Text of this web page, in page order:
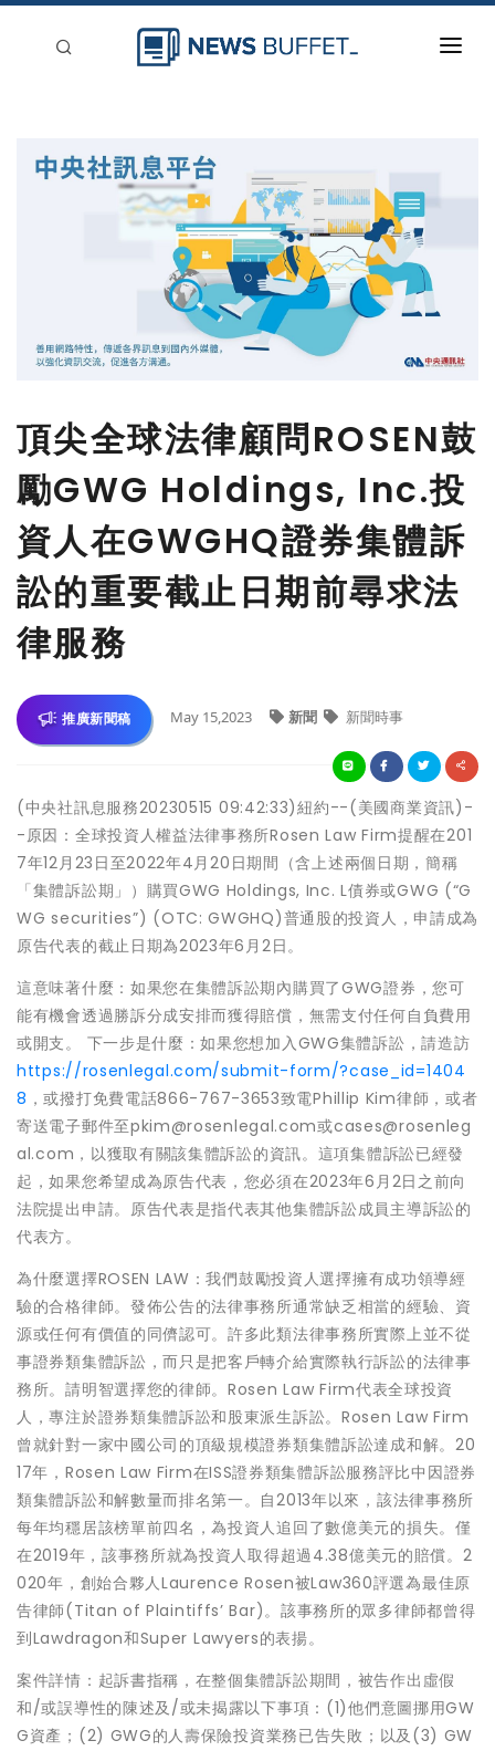
頂尖全球法律顧問ROSEN鼓
勵GWG Holdings, Inc.投
資人在GWGHQ證券集體訴
訟的重要截止日期前尋求法
律服務
推廣新聞稿 May 15,2023 新聞 新聞時事
(中央社訊息服務20230515 09:42:33)紐約--(美國商業資訊)-
-原因：全球投資人權益法律事務所Rosen Law Firm提醒在201
7年12月23日至2022年4月20日期間（含上述兩個日期，簡稱
「集體訴訟期」）購買GWG Holdings, Inc. L債券或GWG (“G
WG securities”) (OTC: GWGHQ)普通股的投資人，申請成為
原告代表的截止日期為2023年6月2日。
這意味著什麼：如果您在集體訴訟期內購買了GWG證券，您可
能有機會透過勝訴分成安排而獲得賠償，無需支付任何自負費用
或開支。 下一步是什麼：如果您想加入GWG集體訴訟，請造訪
https://rosenlegal.com/submit-form/?case_id=1404
8 ，或撥打免費電話866-767-3653致電Phillip Kim律師，或者
寄送電子郵件至pkim@rosenlegal.com或cases@rosenleg
al.com，以獲取有關該集體訴訟的資訊。這項集體訴訟已經發
起，如果您希望成為原告代表，您必須在2023年6月2日之前向
法院提出申請。原告代表是指代表其他集體訴訟成員主導訴訟的
代表方。
為什麼選擇ROSEN LAW：我們鼓勵投資人選擇擁有成功領導經
驗的合格律師。發佈公告的法律事務所通常缺乏相當的經驗、資
源或任何有價值的同儕認可。許多此類法律事務所實際上並不從
事證券類集體訴訟，而只是把客戶轉介給實際執行訴訟的法律事
務所。請明智選擇您的律師。Rosen Law Firm代表全球投資
人，專注於證券類集體訴訟和股東派生訴訟。Rosen Law Firm
曾就針對一家中國公司的頂級規模證券類集體訴訟達成和解。20
17年，Rosen Law Firm在ISS證券類集體訴訟服務評比中因證券
類集體訴訟和解數量而排名第一。自2013年以來，該法律事務所
每年均穩居該榜單前四名，為投資人追回了數億美元的損失。僅
在2019年，該事務所就為投資人取得超過4.38億美元的賠償。2
020年，創始合夥人Laurence Rosen被Law360評選為最佳原
告律師(Titan of Plaintiffs’ Bar)。該事務所的眾多律師都曾得
到Lawdragon和Super Lawyers的表揚。
案件詳情：起訴書指稱，在整個集體訴訟期間，被告作出虛假
和/或誤導性的陳述及/或未揭露以下事項：(1)他們意圖挪用GW
G資產；(2) GWG的人壽保險投資業務已告失敗；以及(3) GW